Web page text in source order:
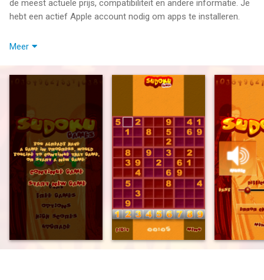
de meest actuele prijs, compatibiliteit en andere informatie. Je
hebt een actief Apple account nodig om apps te installeren.
Als u genieten van puzzelspellen, dan zul je onze gratis sudoku
Dit spel is gratis te downloaden, dus neem een tweede om het
Geniet van het spel!
--
Gratis Sudoku Puzzels van SCEP LLC is een app voor iPhone,
iPad en iPod touch met iOS versie 6.1 of hoger, geschikt
bevonden voor gebruikers met leeftijden vanaf4 jaar
Informatie voor Gratis Sudoku Puzzelsis het laatst vergeleken
op 7 Aug om 15:35.
Meer